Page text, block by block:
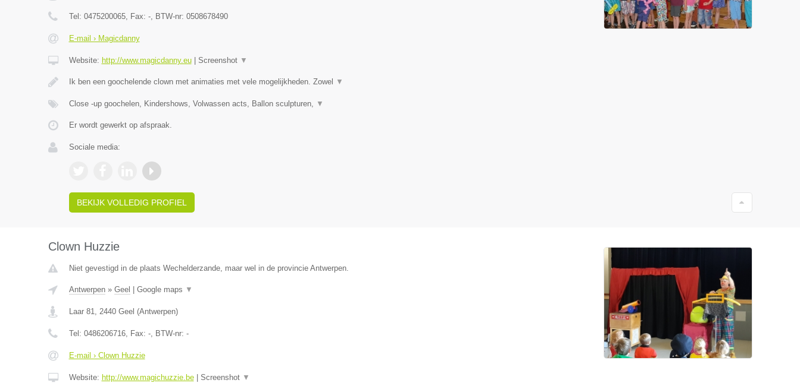
Tel: 0475200065, Fax: -, BTW-nr: 0508678490
E-mail › Magicdanny
Website: http://www.magicdanny.eu| Screenshot ▼
Ik ben een goochelende clown met animaties met vele mogelijkheden. Zowel ▼
Close -up goochelen, Kindershows, Volwassen acts, Ballon sculpturen, ▼
Er wordt gewerkt op afspraak.
Sociale media:
BEKIJK VOLLEDIG PROFIEL
Clown Huzzie
Niet gevestigd in de plaats Wechelderzande, maar wel in de provincie Antwerpen.
Antwerpen» Geel Google maps ▼
Laar 81, 2440 Geel (Antwerpen)
Tel: 0486206716, Fax: -, BTW-nr: -
E-mail › Clown Huzzie
Website: http://www.magichuzzie.be| Screenshot ▼